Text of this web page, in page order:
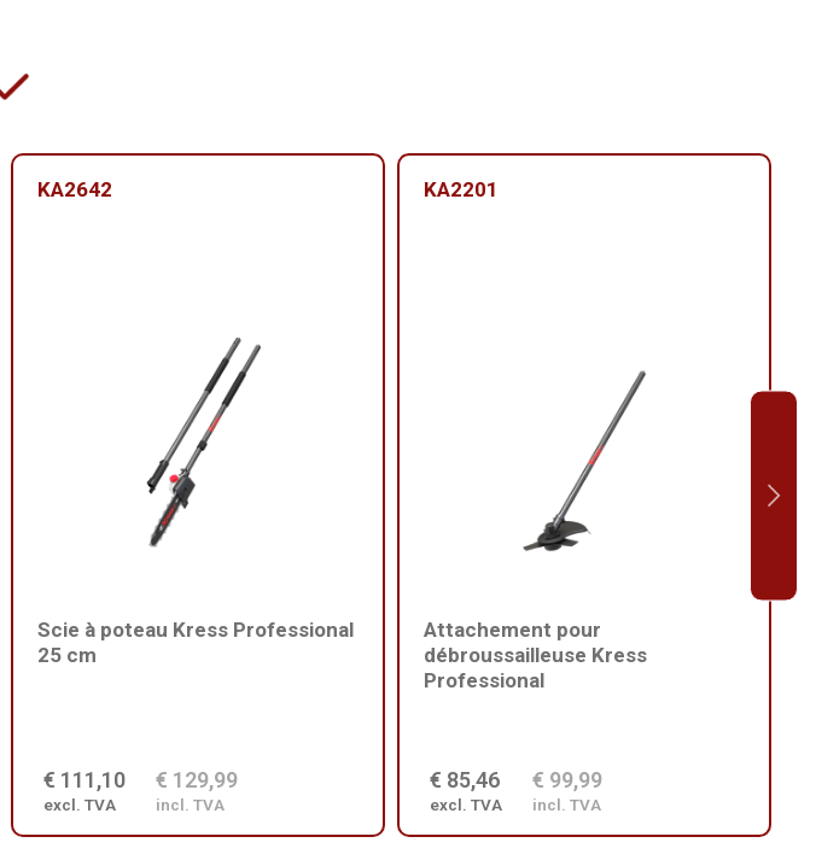
KA2642
Scie à poteau Kress Professional
25 cm
€ 111,10
excl. TVA
€ 129,99
incl. TVA
KA2201
Attachement pour
débroussailleuse Kress
Professional
€ 85,46
excl. TVA
€ 99,99
incl. TVA